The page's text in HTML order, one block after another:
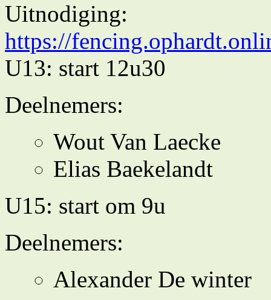
Uitnodiging:
https://
U13: start 12u30
Deelnemers:
Wout Van Laecke
Elias Baekelandt
U15: start om 9u
Deelnemers:
Alexander De winter